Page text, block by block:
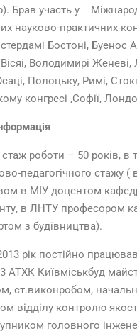
Брав участь у
науково-практичних
Бостоні, Буенос
Володимирі Женеві,
Полоцьку, Римі,
конгресі ,Софії,
роботи – 50 років, в
педагогічного стажу (
в МІУ доцентом
в ЛНТУ професором
з будівництва).
рік постійно
АТХК Київміськбуд
ст.виконробом,
відділу контролю
головного